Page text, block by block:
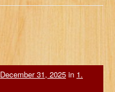
December 31, 2025 in 1.